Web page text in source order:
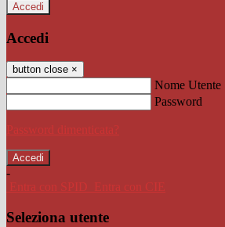
Accedi
Accedi
button close ×
Nome Utente
Password
Password dimenticata?
-
Entra con SPID
Entra con CIE
Seleziona utente